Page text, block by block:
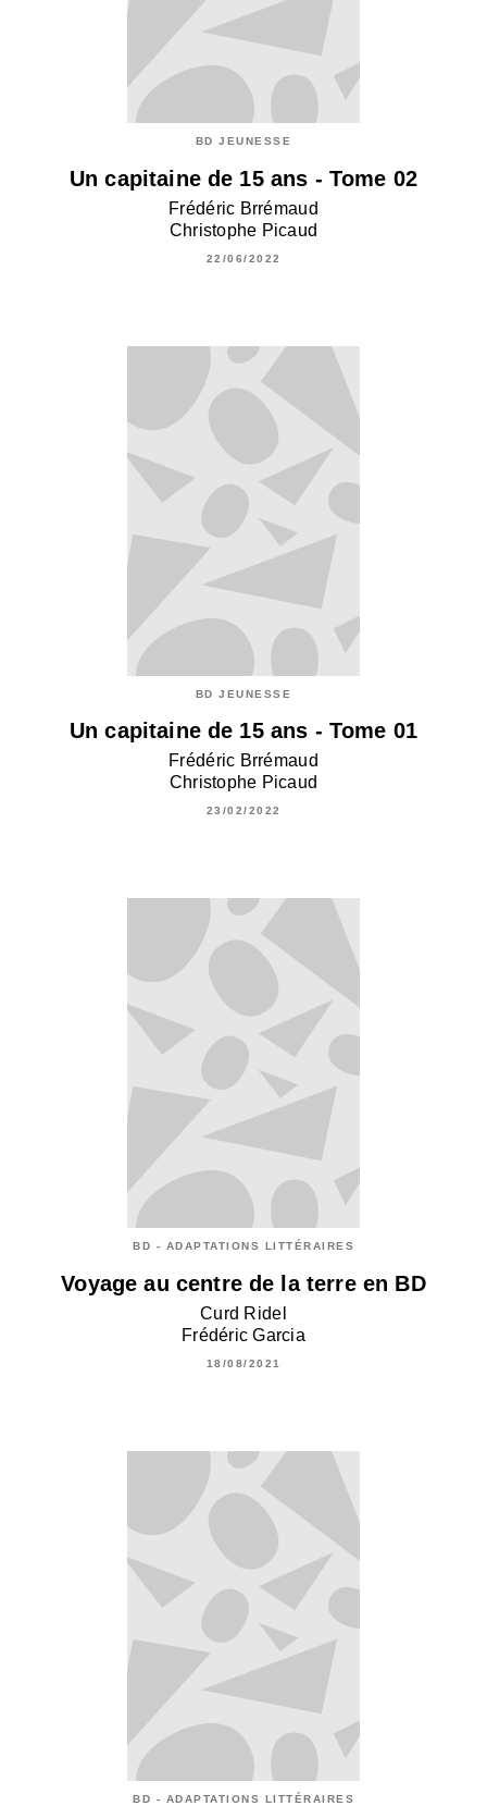
BD JEUNESSE
Un capitaine de 15 ans - Tome 02
Frédéric Brrémaud
Christophe Picaud
22/06/2022
BD JEUNESSE
Un capitaine de 15 ans - Tome 01
Frédéric Brrémaud
Christophe Picaud
23/02/2022
BD - ADAPTATIONS LITTÉRAIRES
Voyage au centre de la terre en BD
Curd Ridel
Frédéric Garcia
18/08/2021
BD - ADAPTATIONS LITTÉRAIRES